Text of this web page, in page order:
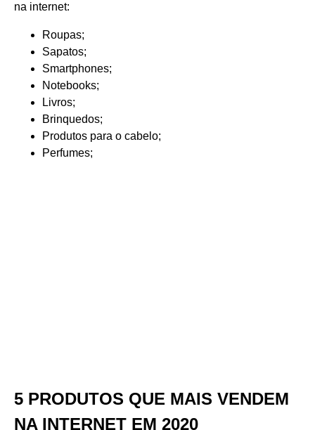
na internet:
Roupas;
Sapatos;
Smartphones;
Notebooks;
Livros;
Brinquedos;
Produtos para o cabelo;
Perfumes;
5 PRODUTOS QUE MAIS VENDEM
NA INTERNET EM 2020